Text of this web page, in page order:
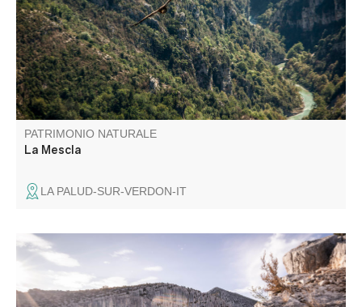
PATRIMONIO NATURALE
La Mescla
LA PALUD-SUR-VERDON-IT
Les belvédères de Trescaïre offrent les premiers point de
vues sur les Gorges du Verdon, à partir de la Route des
Crêtes. On peut voire en bas du canyon trois tours